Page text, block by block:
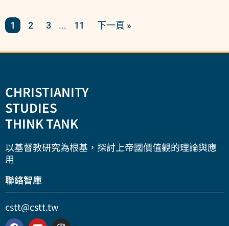
1 2 3 ... 11 下一頁 »
CHRISTIANITY
STUDIES
THINK TANK
以基督教研究為根基，探討上帝國價值觀的理論與應
用
聯絡智庫
cstt@cstt.tw